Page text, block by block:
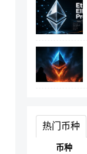
热门币种
币种